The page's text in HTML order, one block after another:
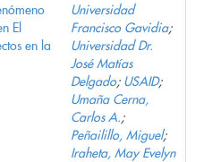
El
en la
Universidad
Francisco Gavidia;
Universidad Dr.
José Matías
Delgado; USAID;
Umaña Cerna,
Carlos A.;
Peñailillo, Miguel;
Iraheta, May Evelyn